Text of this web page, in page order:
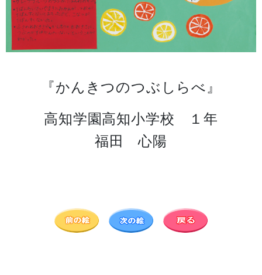
『かんきつのつぶしらべ』
高知学園高知小学校 １年
福田 心陽